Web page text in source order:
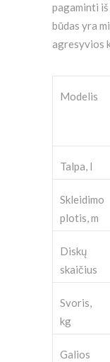
pagaminti
būdas yra
agresyvios
Modelis
Talpa, l
Skleidimo
plotis, m
Diskų
skaičius
Svoris,
kg
Galios